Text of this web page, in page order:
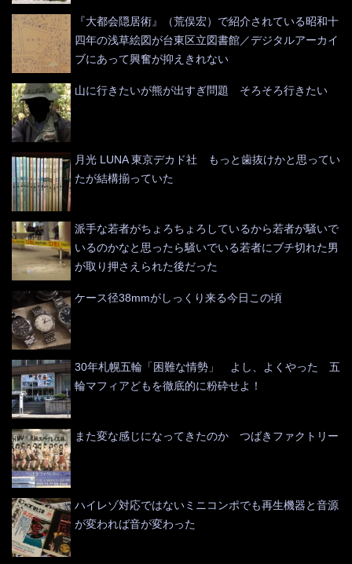
『大都会隠居術』（荒俣宏）で紹介されている昭和十
四年の浅草絵図が台東区立図書館／デジタルアーカイ
ブにあって興奮が抑えきれない
山に行きたいが熊が出すぎ問題 そろそろ行きたい
月光 LUNA 東京デカド社 もっと歯抜けかと思ってい
たが結構揃っていた
派手な若者がちょろちょろしているから若者が騒いで
いるのかなと思ったら騒いでいる若者にブチ切れた男
が取り押さえられた後だった
ケース径38mmがしっくり来る今日この頃
30年札幌五輪「困難な情勢」 よし、よくやった 五
輪マフィアどもを徹底的に粉砕せよ！
また変な感じになってきたのか つばきファクトリー
ハイレゾ対応ではないミニコンポでも再生機器と音源
が変われば音が変わった